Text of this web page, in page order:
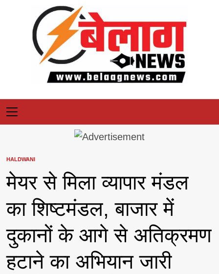
Primary
Menu
HALDWANI
मेयर से मिला व्यापार मंडल
का शिष्टमंडल, बाजार में
दुकानों के‌ आगे से अतिक्रमण
हटाने का‌ अभियान जारी